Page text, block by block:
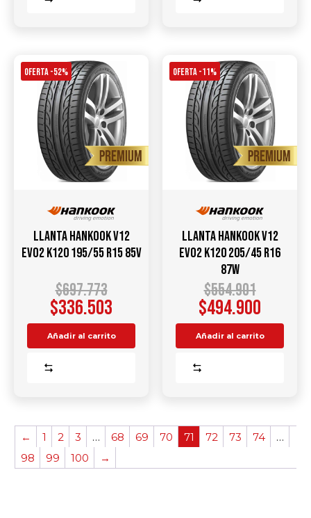
OFERTA -52%
Llanta HANKOOK V12
Evo2 K120 195/55 R15 85V
$697.773
$336.503
Añadir al carrito
OFERTA -11%
Llanta HANKOOK V12
Evo2 K120 205/45 R16
87W
$554.901
$494.900
Añadir al carrito
← 1 2 3 … 68 69 70 71 72 73 74
…
98
99 100 →